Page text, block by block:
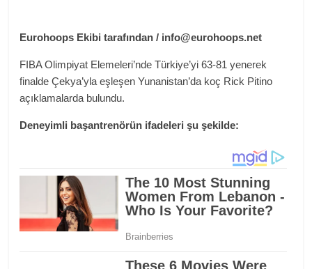
Eurohoops Ekibi tarafından / info@eurohoops.net
FIBA Olimpiyat Elemeleri’nde Türkiye’yi 63-81 yenerek
finalde Çekya’yla eşleşen Yunanistan’da koç Rick Pitino
açıklamalarda bulundu.
Deneyimli başantrenörün ifadeleri şu şekilde: